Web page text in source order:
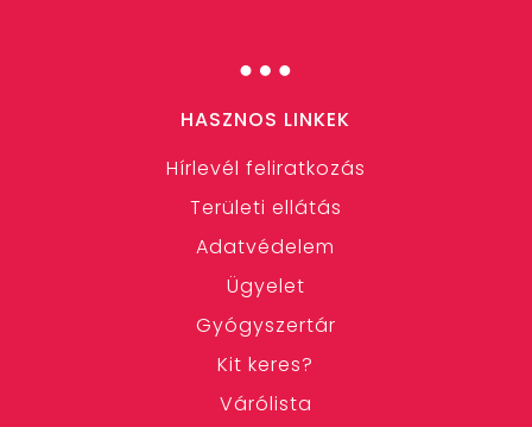
…
HASZNOS LINKEK
Hírlevél feliratkozás
Területi ellátás
Adatvédelem
Ügyelet
Gyógyszertár
Kit keres?
Várólista